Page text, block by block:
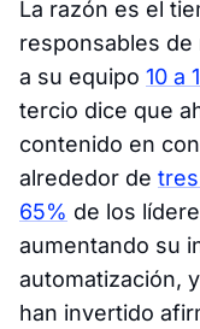
La razón es el
responsables de
a su equipo 10 a
tercio dice que
contenido en
alrededor de
65% de los
aumentando su
automatización,
han invertido